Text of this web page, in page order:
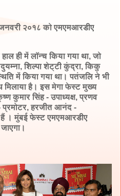
२०१८ को एमएमआरडीए
ही में लॉन्च किया गया था, जो
शिल्पा शेट्टी कुंद्रा, किकु
में किया गया था। पतंजलि ने भी
मिलाया है। इस मेगा फेस्ट मुख्य
कुमार सिंह - उपाध्यक्ष, प्रणव
प्रमोटर, हरजीत आनंद -
हैं । मुंबई फेस्ट एमएमआरडीए